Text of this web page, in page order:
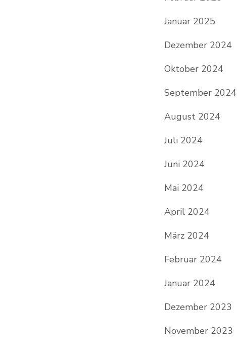
Januar 2025
Dezember 2024
Oktober 2024
September 2024
August 2024
Juli 2024
Juni 2024
Mai 2024
April 2024
März 2024
Februar 2024
Januar 2024
Dezember 2023
November 2023